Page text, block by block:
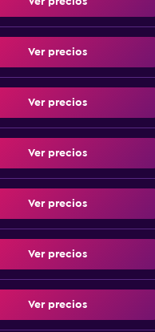
Ver precios
Ver precios
Ver precios
Ver precios
Ver precios
Ver precios